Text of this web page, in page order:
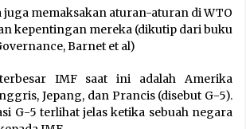
juga memaksakan aturan-aturan di WTO
kepentingan mereka (dikutip dari buku
Barnet et al)
IMF saat ini adalah Amerika
Jepang, dan Prancis (disebut G-5).
G-5 terlihat jelas ketika sebuah negara